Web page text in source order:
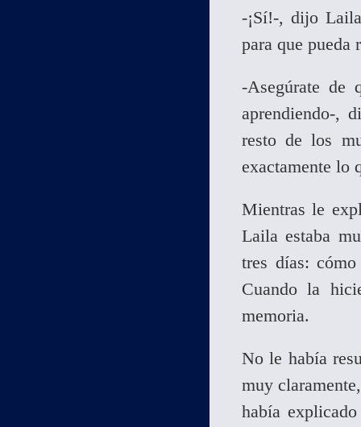
-¡Sí!-, dijo
para que
-Asegúrate de
aprendiendo-,
resto de los
exactamente lo
Mientras le
Laila estaba
tres días:
Cuando la
memoria.
No le había
muy
había